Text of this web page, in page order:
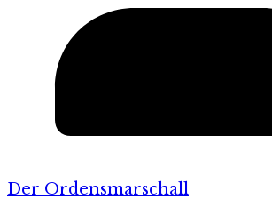
Der Ordensmarschall